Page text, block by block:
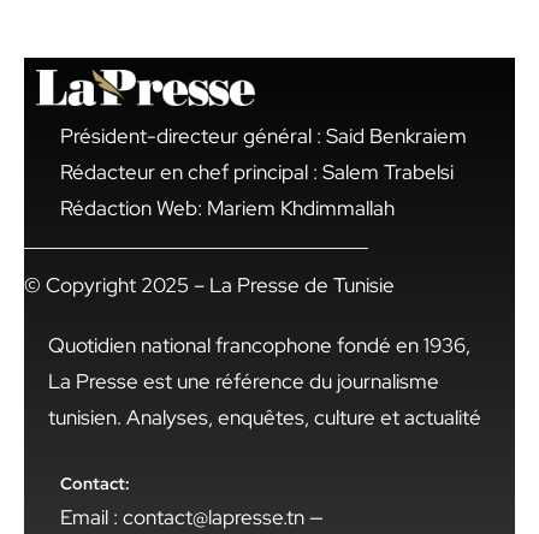
Président-directeur général : Said Benkraiem
Rédacteur en chef principal : Salem Trabelsi
Rédaction Web: Mariem Khdimmallah
© Copyright 2025 – La Presse de Tunisie
Quotidien national francophone fondé en 1936,
La Presse est une référence du journalisme
tunisien. Analyses, enquêtes, culture et actualité
Contact:
Email : contact@lapresse.tn —